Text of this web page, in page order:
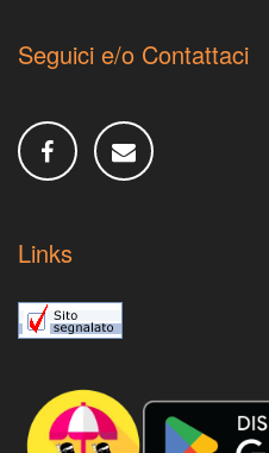
Seguici e/o Contattaci
Links